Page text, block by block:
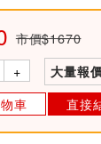
市價$1670
+ 大量報
車 直接